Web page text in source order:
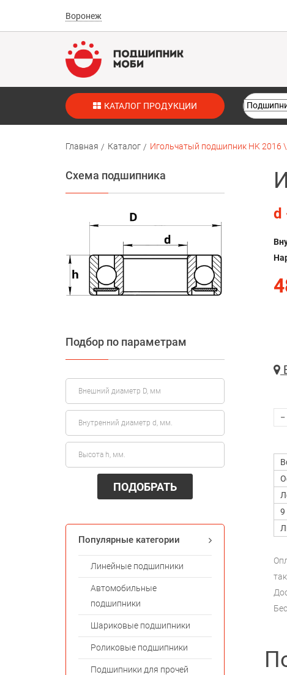
Воронеж
КАТАЛОГ ПРОДУКЦИИ
Главная Каталог Игольчатый подшипник HK 2016
d
9
Схема подшипника
Подбор по параметрам
ПОДОБРАТЬ
Популярные категории
Линейные подшипники
Автомобильные
подшипники
Шариковые подшипники
Роликовые подшипники
Подшипники для прочей